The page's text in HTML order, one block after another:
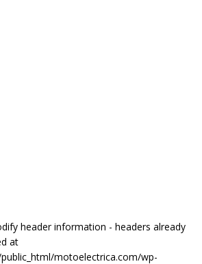
header information - headers already
at
motoelectrica.com/wp-